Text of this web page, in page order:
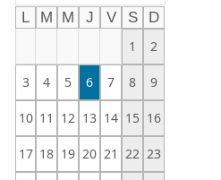
L M M J V S
D
1
2
3 4 5 6 7 8 9
10 11 12 13 14 15 16
17 18 19 20 21 22 23